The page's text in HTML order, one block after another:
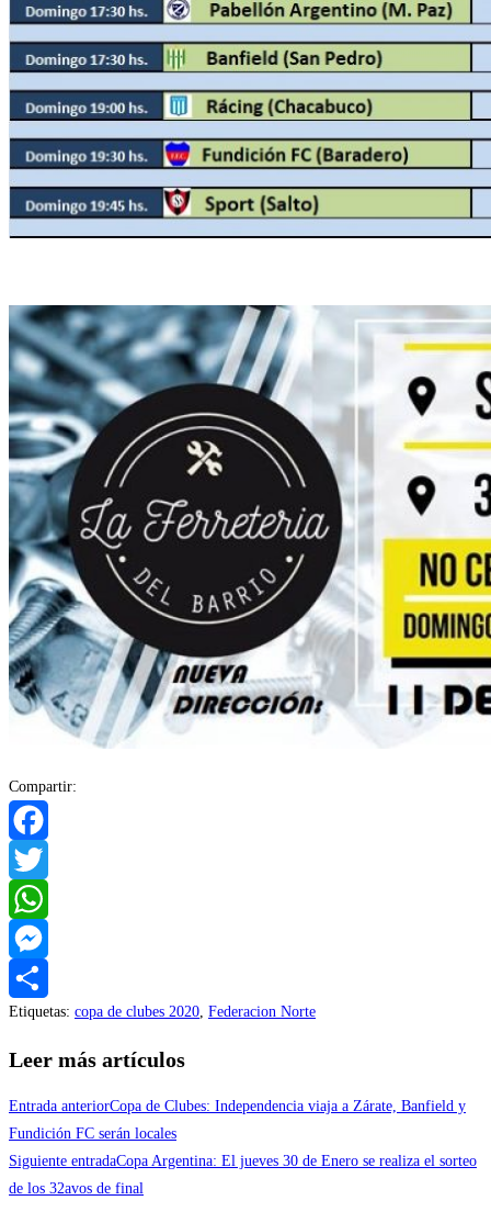
Compartir:
Facebook
Twitter
WhatsApp
Messenger
Compartir
Etiquetas: copa de clubes 2020, Federacion Norte
Leer más artículos
Entrada anteriorCopa de Clubes: Independencia viaja a Zárate, Banfield y
Fundición FC serán locales
Siguiente entradaCopa Argentina: El jueves 30 de Enero se realiza el sorteo
de los 32avos de final